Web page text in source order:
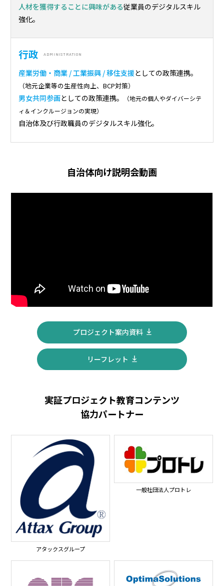
人材を獲得することに興味がある従業員のデジタルスキル
強化。
行政 ADMINISTRATION
産業労働・商業 / 工業振興 / 移住支援としての政策連携。
（地元企業等の生産性向上、BCP対策）
男女共同参画としての政策連携。
（地元の個人やダイバーシテ
ィ＆インクルージョンの実現）
自治体及び行政職員のデジタルスキル強化。
自治体向け説明会動画
プロジェクト案内資料
リーフレット
実証プロジェクト教育コンテンツ
協力パートナー
アタックスグループ
一般社団法人プロトレ